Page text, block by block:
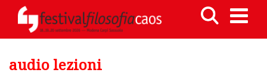
audio lezioni